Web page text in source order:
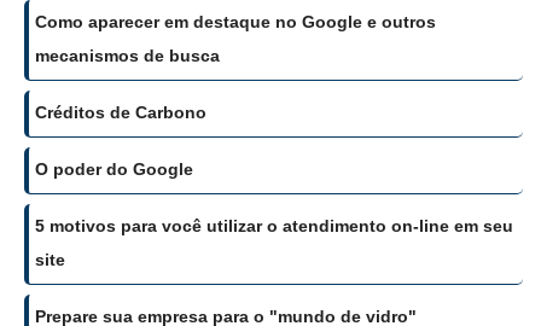
Como aparecer em destaque no Google e outros
mecanismos de busca
Créditos de Carbono
O poder do Google
5 motivos para você utilizar o atendimento on-line em seu
site
Prepare sua empresa para o "mundo de vidro"